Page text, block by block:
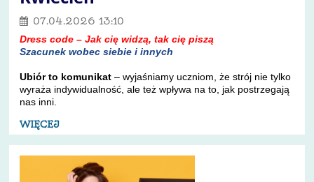
07.04.2026 13:10
Dress code – Jak cię widzą, tak cię piszą
Szacunek wobec siebie i innych
Ubiór to komunikat–wyjaśniamy uczniom, że strój nie tylko
wyraża indywidualność, ale też wpływa na to, jak postrzegają
nas inni.
WIĘCEJ